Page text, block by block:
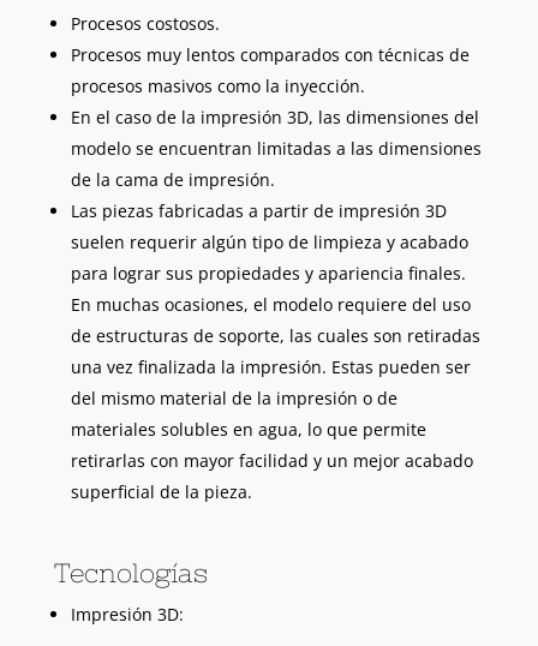
Procesos costosos.
Procesos muy lentos comparados con técnicas de
procesos masivos como la inyección.
En el caso de la impresión 3D, las dimensiones del
modelo se encuentran limitadas a las dimensiones
de la cama de impresión.
Las piezas fabricadas a partir de impresión 3D
suelen requerir algún tipo de limpieza y acabado
para lograr sus propiedades y apariencia finales.
En muchas ocasiones, el modelo requiere del uso
de estructuras de soporte, las cuales son retiradas
una vez finalizada la impresión. Estas pueden ser
del mismo material de la impresión o de
materiales solubles en agua, lo que permite
retirarlas con mayor facilidad y un mejor acabado
superficial de la pieza.
Tecnologías
Impresión 3D: